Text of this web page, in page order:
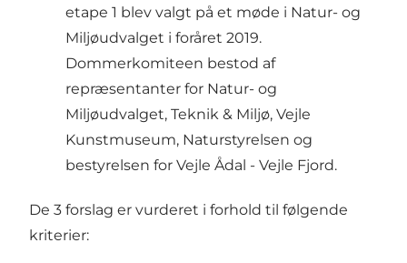
etape 1 blev valgt på et møde i Natur- og
Miljøudvalget i foråret 2019.
Dommerkomiteen bestod af
repræsentanter for Natur- og
Miljøudvalget, Teknik & Miljø, Vejle
Kunstmuseum, Naturstyrelsen og
bestyrelsen for Vejle Ådal - Vejle Fjord.
De 3 forslag er vurderet i forhold til følgende
kriterier: